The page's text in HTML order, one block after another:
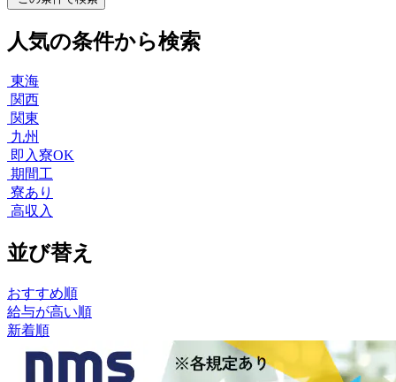
人気の条件から検索
東海
関西
関東
九州
即入寮OK
期間工
寮あり
高収入
並び替え
おすすめ順
給与が高い順
新着順